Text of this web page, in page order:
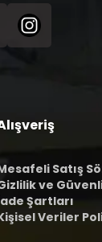
Satış
ve
Şartları
Veriler